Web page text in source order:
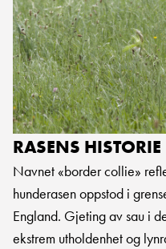
RASENS HISTORIE
Navnet «border collie»
hunderasen oppstod i
England. Gjeting av sau i
ekstrem utholdenhet og